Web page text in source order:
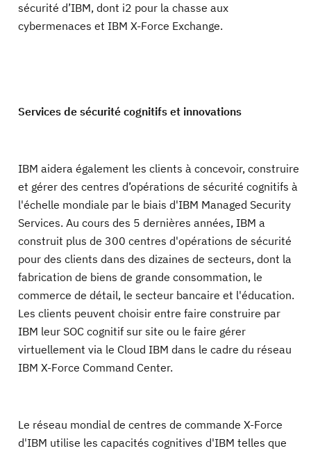
sécurité d’IBM, dont i2 pour la chasse aux
cybermenaces et IBM X-Force Exchange.
Services de sécurité cognitifs et innovations
IBM aidera également les clients à concevoir, construire
et gérer des centres d’opérations de sécurité cognitifs à
l'échelle mondiale par le biais d'IBM Managed Security
Services. Au cours des 5 dernières années, IBM a
construit plus de 300 centres d'opérations de sécurité
pour des clients dans des dizaines de secteurs, dont la
fabrication de biens de grande consommation, le
commerce de détail, le secteur bancaire et l'éducation.
Les clients peuvent choisir entre faire construire par
IBM leur SOC cognitif sur site ou le faire gérer
virtuellement via le Cloud IBM dans le cadre du réseau
IBM X-Force Command Center.
Le réseau mondial de centres de commande X-Force
d'IBM utilise les capacités cognitives d'IBM telles que